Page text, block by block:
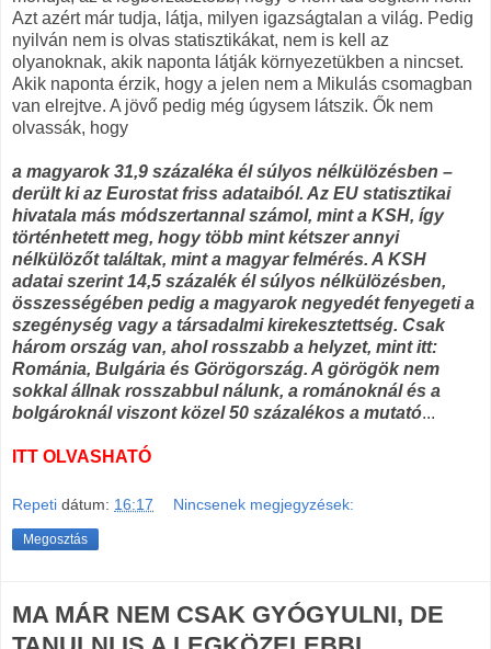
Azt azért már tudja, látja, milyen igazságtalan a világ. Pedig
nyilván nem is olvas statisztikákat, nem is kell az
olyanoknak, akik naponta látják környezetükben a nincset.
Akik naponta érzik, hogy a jelen nem a Mikulás csomagban
van elrejtve. A jövő pedig még úgysem látszik. Ők nem
olvassák, hogy
a magyarok 31,9 százaléka él súlyos nélkülözésben –
derült ki az Eurostat friss adataiból. Az EU statisztikai
hivatala más módszertannal számol, mint a KSH, így
történhetett meg, hogy több mint kétszer annyi
nélkülözőt találtak, mint a magyar felmérés. A KSH
adatai szerint 14,5 százalék él súlyos nélkülözésben,
összességében pedig a magyarok negyedét fenyegeti a
szegénység vagy a társadalmi kirekesztettség. Csak
három ország van, ahol rosszabb a helyzet, mint itt:
Románia, Bulgária és Görögország. A görögök nem
sokkal állnak rosszabbul nálunk, a románoknál és a
bolgároknál viszont közel 50 százalékos a mutató...
ITT OLVASHATÓ
Repeti dátum: 16:17 Nincsenek megjegyzések:
Megosztás
MA MÁR NEM CSAK GYÓGYULNI, DE